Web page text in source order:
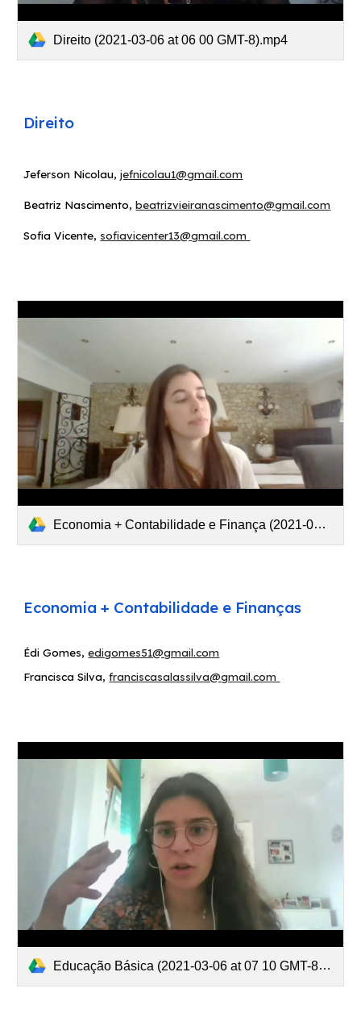
Direito (2021-03-06 at 06 00 GMT-8).mp4
Direito
Jeferson Nicolau,jefnicolau1@gmail.com
Beatriz Nascimento,beatrizvieiranascimento@gmail.com
Sofia Vicente, sofiavicenter13@gmail.com
Economia + Contabilidade e Finança (2021-03-06 at 05 58 GMT-8).mp4
Economia + Contabilidade e Finanças
Édi Gomes,edigomes51@gmail.com
Francisca Silva,franciscasalassilva@gmail.com
Educação Básica (2021-03-06 at 07 10 GMT-8).mp4